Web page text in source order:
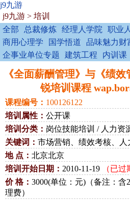
j9九游
j9九游 > 培训
全部
总裁修炼 经理人学院 职业
商用心理学
国学悟道 品味魅力财
企事业单位专题
建筑工程 内训课
《全面薪酬管理》与《绩
锐培训课程
课程编号： 100126122
培训属性： 公开课
培训分类： 岗位技能培训 / 人力资
关键词： 市场营销、绩效考核、人
地 点： 北京北京
培训开始日期： 2010-11-19
（已过
价 格： 3000(单位：元)（备注：
理费）